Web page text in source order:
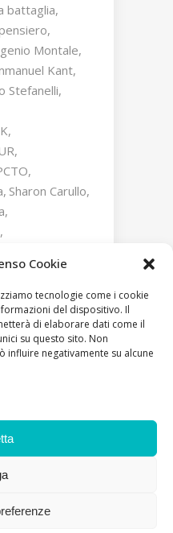
Cookie
tecnologie come i cookie
del dispositivo. Il
di elaborare dati come il
su questo sito. Non
influire negativamente su alcune
battaglia
Montale
Kant
Stefanelli
Sharon Carullo
Zaha Hadid
di Fondazione